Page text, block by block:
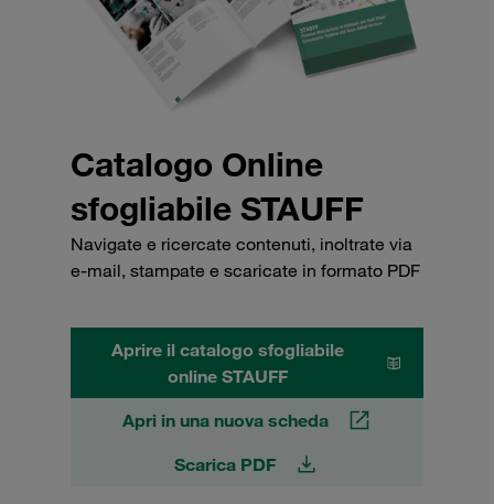
Catalogo Online
sfogliabile STAUFF
Navigate e ricercate contenuti, inoltrate via
e-mail, stampate e scaricate in formato PDF
Aprire il catalogo sfogliabile
online STAUFF
Apri in una nuova scheda
Scarica PDF